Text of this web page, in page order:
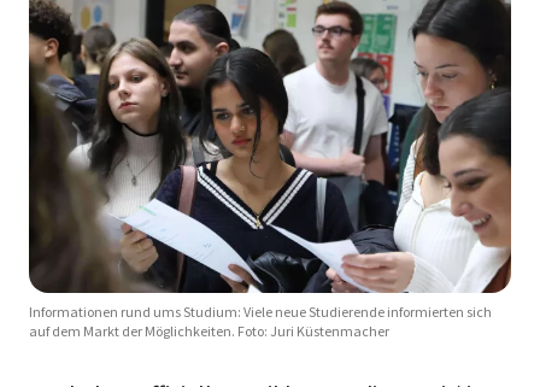
Informationen rund ums Studium: Viele neue Studierende informierten sich
auf dem Markt der Möglichkeiten. Foto: Juri Küstenmacher